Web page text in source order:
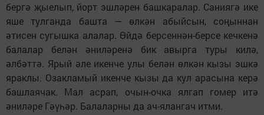
бергә җыелып, йорт эшләрен башкаралар. Саниягә ике
яше тулганда башта — өлкән абыйсын, соңыннан
әтисен сугышка алалар. Өйдә берсеннән-берсе кечкенә
балалар белән әниләренә бик авырга туры килә,
әлбәттә. Ярый әле икенче улы белән өлкән кызы эшкә
яраклы. Озакламый икенче кызы да кул арасына керә
башлаячак. Мал асрап, очын-очка ялгап гомер итә
әниләре Гәүһәр. Балаларны да ач-ялангач итми.